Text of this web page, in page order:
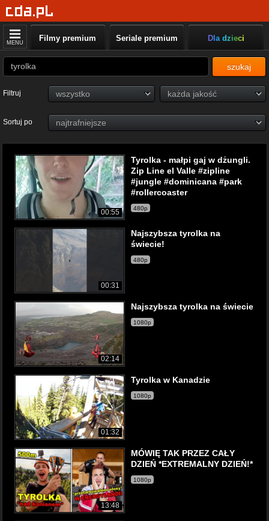
MENU Filmy premium Seriale premium Dla dzieci
szukaj
Filtruj
Sortuj po
00:55
Tyrolka - małpi gaj w dżungli.
Zip Line el Valle #zipline
#jungle #dominicana #park
#rollercoaster
480p
00:31
Najszybsza tyrolka na
świecie!
480p
02:14
Najszybsza tyrolka na świecie
1080p
01:32
Tyrolka w Kanadzie
1080p
13:48
MÓWIĘ TAK PRZEZ CAŁY
DZIEŃ *EXTREMALNY DZIEŃ!*
1080p